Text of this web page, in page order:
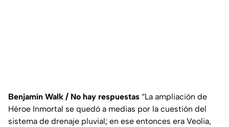
Benjamín Walk / No hay respuestas “La ampliación de
Héroe Inmortal se quedó a medias por la cuestión del
sistema de drenaje pluvial; en ese entonces era Veolia,